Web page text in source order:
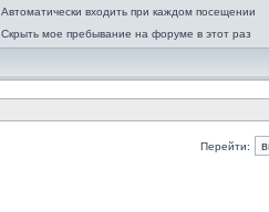
Автоматически входить при каждом посещении
Скрыть мое пребывание на форуме в этот раз
Перейти: